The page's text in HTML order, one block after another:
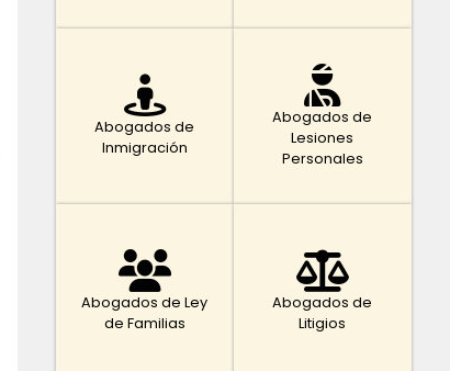
Abogados de
Inmigración
Abogados de
Lesiones
Personales
Abogados de Ley
de Familias
Abogados de
Litigios